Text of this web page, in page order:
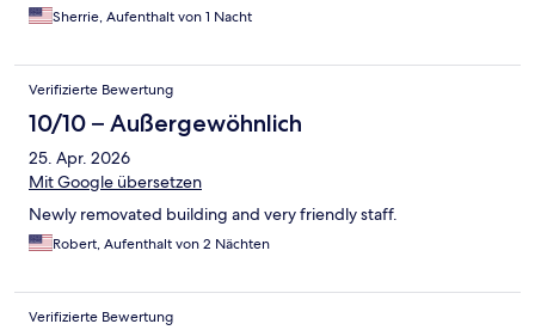
Sherrie, Aufenthalt von 1 Nacht
Verifizierte Bewertung
10/10 – Außergewöhnlich
25. Apr. 2026
Mit Google übersetzen
Newly removated building and very friendly staff.
Robert, Aufenthalt von 2 Nächten
Verifizierte Bewertung